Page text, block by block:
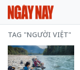
TAG "NGƯỜI VIỆT"